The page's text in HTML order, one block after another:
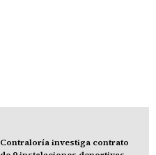
Contraloría investiga contrato